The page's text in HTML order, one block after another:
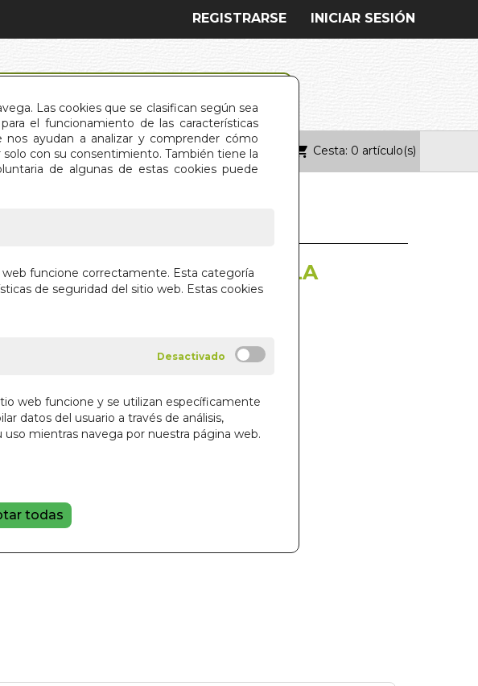
Las cookies que se clasifican según sea
el funcionamiento de las características
ayudan a analizar y comprender cómo
con su consentimiento. También tiene la
de algunas de estas cookies puede
web funcione correctamente. Esta categoría
de seguridad del sitio web. Estas cookies
web funcione y se utilizan específicamente
datos del usuario a través de análisis,
mientras navega por nuestra página web.
todas
INICIAR SESIÓN
REGISTRARSE
CONTACTO Cesta: 0 artículo(s)
MUERTE Y MAS ALLA EN LA
ROMA ANTIGUA
30,00 €
Añadir a la cesta